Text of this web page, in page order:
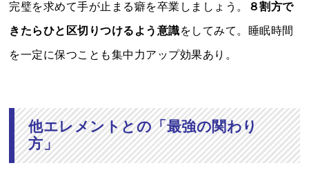
完璧を求めて手が止まる癖を卒業しましょう。 ８割方で
きたらひと区切りつけるよう意識をしてみて。睡眠時間
を一定に保つことも集中力アップ効果あり。
他エレメントとの「最強の関わり
方」